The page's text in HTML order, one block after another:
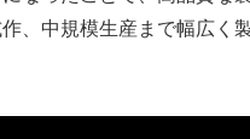
、中規模生産まで幅広く